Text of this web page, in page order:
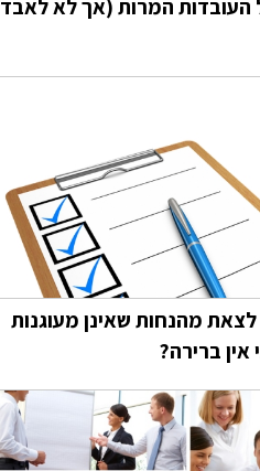
העובדות המרות (אך לא לאבד
מהנחות שאינן מעוגנות
ברירה?